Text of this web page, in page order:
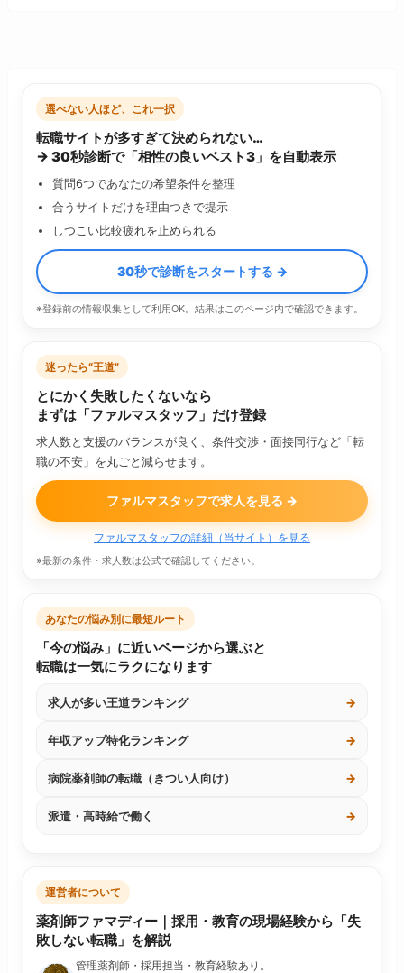
選べない人ほど、これ一択
転職サイトが多すぎて決められない…
→ 30秒診断で「相性の良いベスト3」を自動表示
質問6つであなたの希望条件を整理
合うサイトだけを理由つきで提示
しつこい比較疲れを止められる
30秒で診断をスタートする →
※登録前の情報収集として利用OK。結果はこのページ内で確認できます。
迷ったら“王道”
とにかく失敗したくないなら
まずは「ファルマスタッフ」だけ登録
求人数と支援のバランスが良く、条件交渉・面接同行など「転
職の不安」を丸ごと減らせます。
ファルマスタッフで求人を見る →
ファルマスタッフの詳細（当サイト）を見る
※最新の条件・求人数は公式で確認してください。
あなたの悩み別に最短ルート
「今の悩み」に近いページから選ぶと
転職は一気にラクになります
求人が多い王道ランキング →
年収アップ特化ランキング →
病院薬剤師の転職（きつい人向け） →
派遣・高時給で働く →
運営者について
薬剤師ファマディー｜採用・教育の現場経験から「失
敗しない転職」を解説
管理薬剤師・採用担当・教育経験あり。